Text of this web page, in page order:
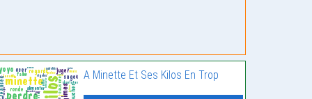
A Minette Et Ses Kilos En Trop